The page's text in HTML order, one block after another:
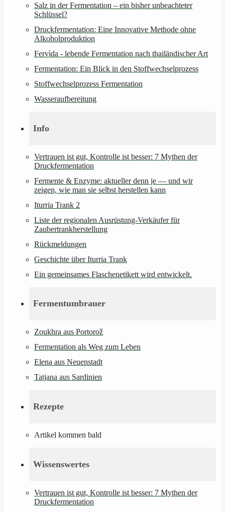
Salz in der Fermentation – ein bisher unbeachteter
Schlüssel?
Druckfermentation: Eine Innovative Methode ohne
Alkoholproduktion
Fervìda - lebende Fermentation nach thailändischer Art
Fermentation: Ein Blick in den Stoffwechselprozess
Stoffwechselprozess Fermentation
Wasseraufbereitung
Info
Vertrauen ist gut, Kontrolle ist besser: 7 Mythen der
Druckfermentation
Fermente & Enzyme: aktueller denn je — und wir
zeigen, wie man sie selbst herstellen kann
Iturria Trank 2
Liste der regionalen Ausrüstung-Verkäufer für
Zaubertrankherstellung
Rückmeldungen
Geschichte über Iturria Trank
Ein gemeinsames Flaschenetikett wird entwickelt.
Fermentumbrauer
Zoukhra aus Portorož
Fermentation als Weg zum Leben
Elena aus Neuenstadt
Tatjana aus Sardinien
Rezepte
Artikel kommen bald
Wissenswertes
Vertrauen ist gut, Kontrolle ist besser: 7 Mythen der
Druckfermentation